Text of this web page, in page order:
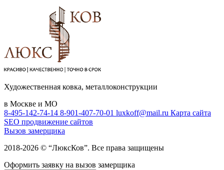
Художественная ковка, металлоконструкции
в Москве и МО
8-495-142-74-14 8-901-407-70-01 luxkoff@mail.ru Карта сайта
SEO продвижение сайтов
Вызов замерщика
2018-2026 © “ЛюксКов”. Все права защищены
Оформить заявку на вызов замерщика